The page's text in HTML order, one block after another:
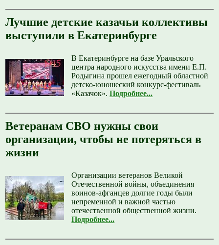
Лучшие детские казачьи коллективы
выступили в Екатеринбурге
В Екатеринбурге на базе Уральского
центра народного искусства имени Е.П.
Родыгина прошел ежегодный областной
детско-юношеский конкурс-фестиваль
«Казачок».Подробнее...
Ветеранам СВО нужны свои
организации, чтобы не потеряться в
жизни
Организации ветеранов Великой
Отечественной войны, объединения
воинов-афганцев долгие годы были
непременной и важной частью
отечественной общественной жизни.
Подробнее...